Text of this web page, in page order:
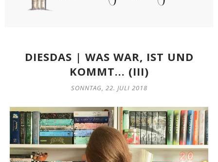
DIESDAS | WAS WAR, IST UND
KOMMT... (III)
SONNTAG, 22. JULI 2018